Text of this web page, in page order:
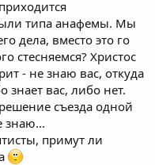
типа анафемы. Мы
дела, вместо это го
стесняемся? Христос
- не знаю вас, откуда
знает вас, либо нет.
съезда одной
знаю...
примут ли